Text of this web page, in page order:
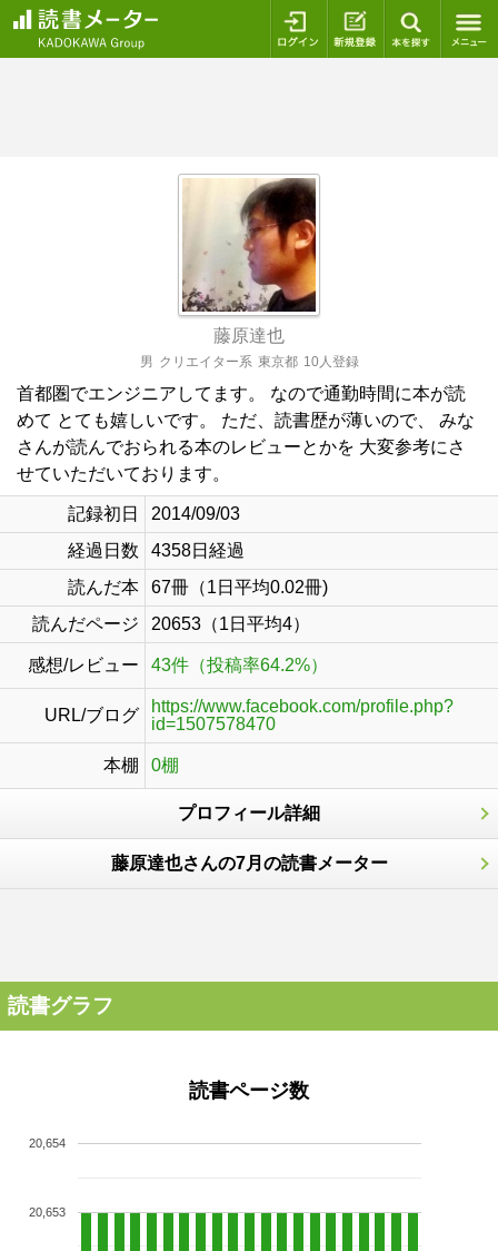
ログイン 新規登録
藤原達也
男 クリエイター系 東京都 10人登録
首都圏でエンジニアしてます。 なので通勤時間に本が読
めて とても嬉しいです。 ただ、読書歴が薄いので、 みな
さんが読んでおられる本のレビューとかを 大変参考にさ
せていただいております。
記録初日
2014/09/03
経過日数
4358日経過
読んだ本
67冊（1日平均0.02冊)
読んだページ
20653（1日平均4）
感想/レビュー 43件（投稿率64.2%）
URL/ブログ
https://www.facebook.com/profile.php?
id=1507578470
本棚 0棚
プロフィール詳細
藤原達也さんの7月の読書メーター
読書グラフ
読書ページ数
20,653
20,654